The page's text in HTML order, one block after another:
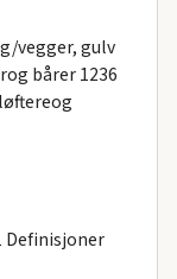
vegger, gulv
bårer 1236
Definisjoner